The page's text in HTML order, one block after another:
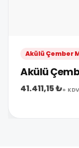
Akülü Çember
Akülü
41.411,15 ₺+ KDV